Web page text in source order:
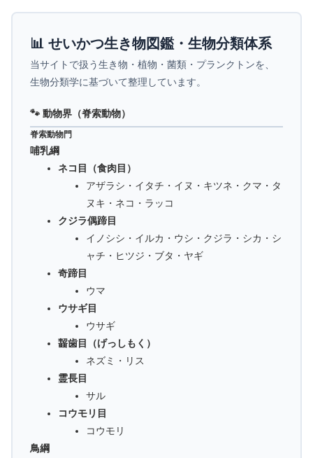
📊 せいかつ生き物図鑑・生物分類体系
当サイトで扱う生き物・植物・菌類・プランクトンを、
生物分類学に基づいて整理しています。
🐾 動物界（脊索動物）
脊索動物門
哺乳綱
ネコ目（食肉目）
アザラシ・イタチ・イヌ・キツネ・クマ・タ
ヌキ・ネコ・ラッコ
クジラ偶蹄目
イノシシ・イルカ・ウシ・クジラ・シカ・シ
ャチ・ヒツジ・ブタ・ヤギ
奇蹄目
ウマ
ウサギ目
ウサギ
齧歯目（げっしもく）
ネズミ・リス
霊長目
サル
コウモリ目
コウモリ
鳥綱